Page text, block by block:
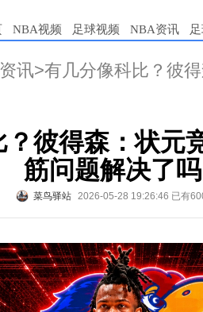
NBA视频 足球视频 NBA资讯
讯>有几分像科比？彼
彼得森：状元
筋问题解决了
菜鸟驿站 2026-05-28 19:26:46 已有